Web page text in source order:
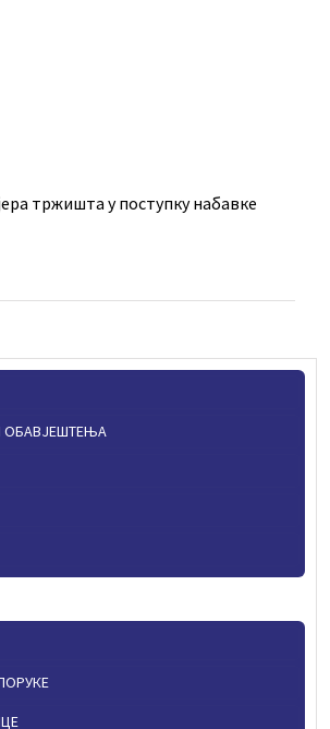
тржишта у поступку набавке
ОБАВЈЕШТЕЊА